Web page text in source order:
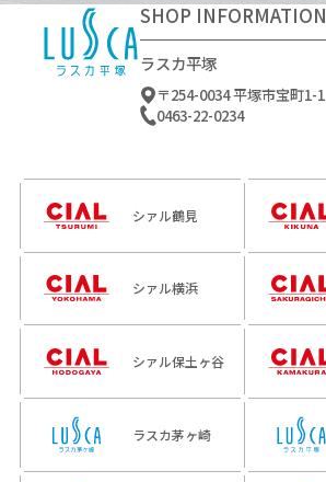
SHOP INFORMATION
ラスカ平塚
〒254-0034 平塚市宝町1-1
0463-22-0234
シァル鶴見
シァル横浜
シァル保土ヶ谷
ラスカ茅ヶ崎